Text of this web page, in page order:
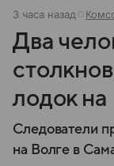
3 часа назад
Два
лодок
Следователи
на Волге в